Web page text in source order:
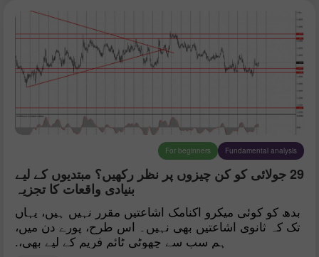
Fundamental analysis
For beginners
29 جولائی کو کن چیزوں پر نظر رکھیں؟ مبتدیوں کے لیے
بنیادی واقعات کا تجزیہ
بدھ کو کوئی میکرو اکنامک اشاعتیں مقرر نہیں ہیں، یہاں
تک کہ ثانوی اشاعتیں بھی نہیں۔ اس طرح، پورے دن میں،
ہم سب سے چھوٹی ٹائم فریم کے لیے بھی،.